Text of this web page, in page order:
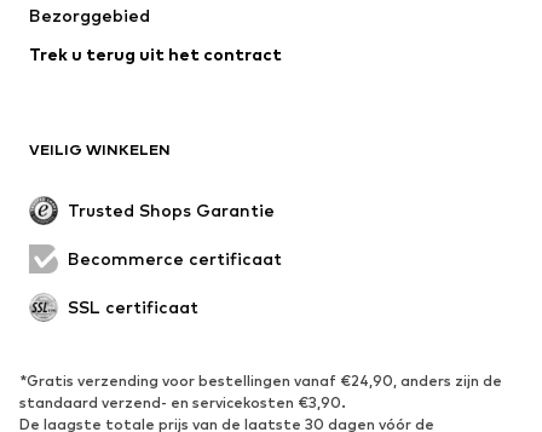
Zwemkleding
Speciale gelegenheden
Exclusief
SCHOENEN
Nieuw
Boots & laarzen
Lage schoenen
Sportschoenen
Open schoenen
Sportkleding
Sporten
Bezorggebied
Trek u terug uit het contract
VEILIG WINKELEN
Trusted Shops Garantie
Becommerce certificaat
SSL certificaat
*Gratis verzending voor bestellingen vanaf €24,90, anders zijn de
standaard verzend- en servicekosten €3,90.
De laagste totale prijs van de laatste 30 dagen vóór de